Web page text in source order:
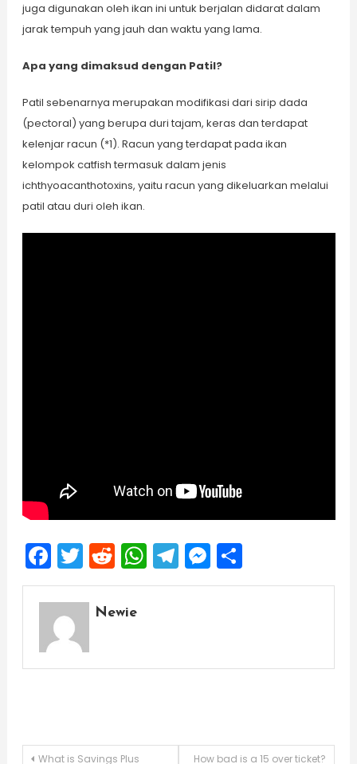
juga digunakan oleh ikan ini untuk berjalan didarat dalam
jarak tempuh yang jauh dan waktu yang lama.
Apa yang dimaksud dengan Patil?
Patil sebenarnya merupakan modifikasi dari sirip dada
(pectoral) yang berupa duri tajam, keras dan terdapat
kelenjar racun (*1). Racun yang terdapat pada ikan
kelompok catfish termasuk dalam jenis
ichthyoacanthotoxins, yaitu racun yang dikeluarkan melalui
patil atau duri oleh ikan.
Facebook
Twitter
Reddit
WhatsApp
Telegram
Messenger
Share
Newie
What is Savings Plus
How bad is a 15 over ticket?